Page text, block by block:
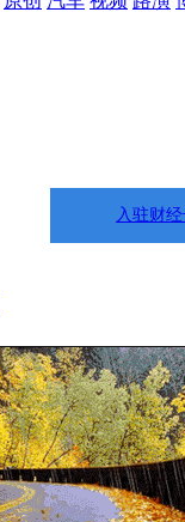
入驻财